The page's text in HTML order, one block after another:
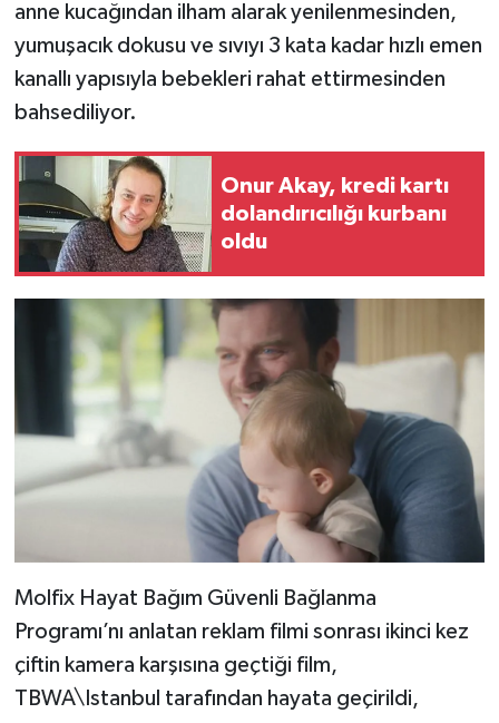
anne kucağından ilham alarak yenilenmesinden,
yumuşacık dokusu ve sıvıyı 3 kata kadar hızlı emen
kanallı yapısıyla bebekleri rahat ettirmesinden
bahsediliyor.
Onur Akay, kredi kartı
dolandırıcılığı kurbanı
oldu
Molfix Hayat Bağım Güvenli Bağlanma
Programı’nı anlatan reklam filmi sonrası ikinci kez
çiftin kamera karşısına geçtiği film,
TBWA\Istanbul tarafından hayata geçirildi,